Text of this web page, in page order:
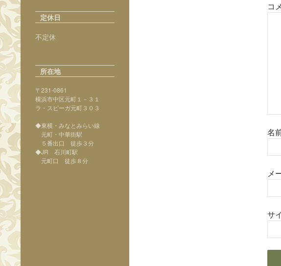
コ
名
メ
サ
定休日
不定休
所在地
〒231-0861
横浜市中区元町１－３１
ラ・スピーガ元町３０３
◆東横・みなとみらい線
元町・中華街駅
５番出口 徒歩３分
◆JR 石川町駅
元町口 徒歩８分